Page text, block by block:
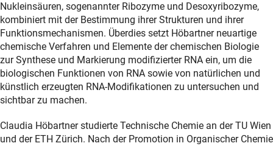
Nukleinsäuren, sogenannter Ribozyme und Desoxyribozyme,
kombiniert mit der Bestimmung ihrer Strukturen und ihrer
Funktionsmechanismen. Überdies setzt Höbartner neuartige
chemische Verfahren und Elemente der chemischen Biologie
zur Synthese und Markierung modifizierter RNA ein, um die
biologischen Funktionen von RNA sowie von natürlichen und
künstlich erzeugten RNA-Modifikationen zu untersuchen und
sichtbar zu machen.
Claudia Höbartner studierte Technische Chemie an der TU Wien
und der ETH Zürich. Nach der Promotion in Organischer Chemie